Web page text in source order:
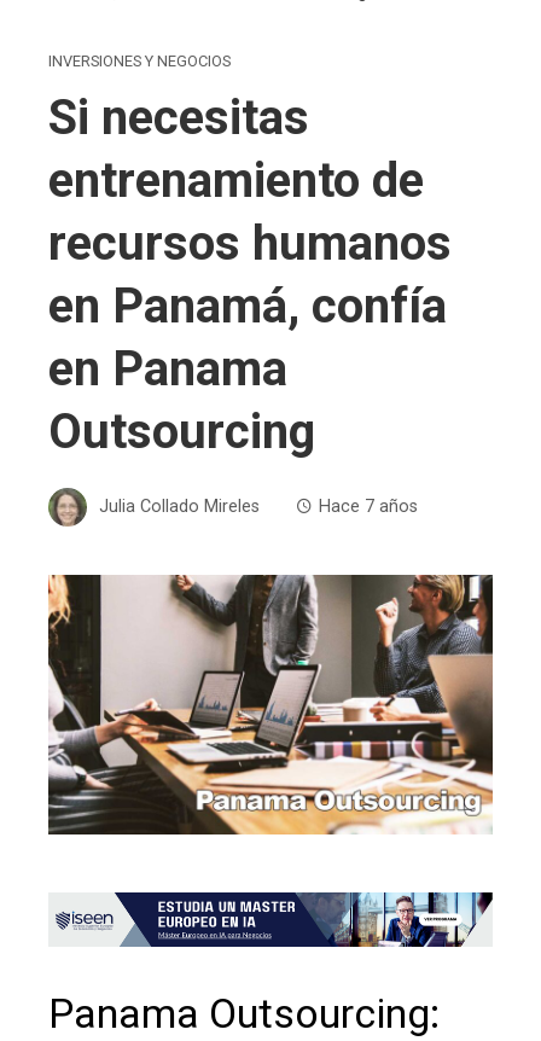
INVERSIONES Y NEGOCIOS
Si necesitas
entrenamiento de
recursos humanos
en Panamá, confía
en Panama
Outsourcing
Julia Collado Mireles Hace 7 años
Panama Outsourcing: